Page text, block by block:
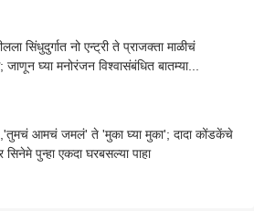
सिंधुदुर्गात नो एन्ट्री ते प्राजक्ता माळीचं
जाणून घ्या मनोरंजन विश्वासंबंधित बातम्या...
आमचं जमलं' ते 'मुका घ्या मुका'; दादा कोंडकेंचे
सिनेमे पुन्हा एकदा घरबसल्या पाहा